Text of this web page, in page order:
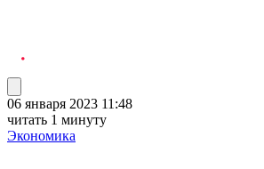
06 января 2023 11:48
читать 1 минуту
Экономика